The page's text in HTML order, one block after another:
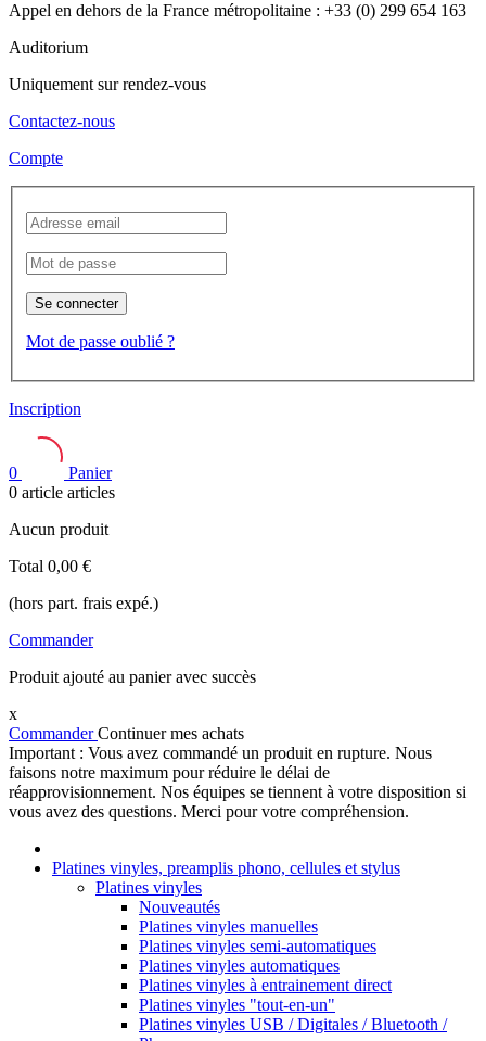
Appel en dehors de la France métropolitaine : +33 (0) 299 654 163
Auditorium
Uniquement sur rendez-vous
Contactez-nous
Compte
Se connecter
Mot de passe oublié ?
Inscription
0
Panier
0 article articles
Aucun produit
Total 0,00 €
(hors part. frais expé.)
Commander
Produit ajouté au panier avec succès
x
CommanderContinuer mes achats
Important : Vous avez commandé un produit en rupture. Nous
faisons notre maximum pour réduire le délai de
réapprovisionnement. Nos équipes se tiennent à votre disposition si
vous avez des questions. Merci pour votre compréhension.
Platines vinyles, preamplis phono, cellules et stylus
Platines vinyles
Nouveautés
Platines vinyles manuelles
Platines vinyles semi-automatiques
Platines vinyles automatiques
Platines vinyles à entrainement direct
Platines vinyles "tout-en-un"
Platines vinyles USB / Digitales / Bluetooth /